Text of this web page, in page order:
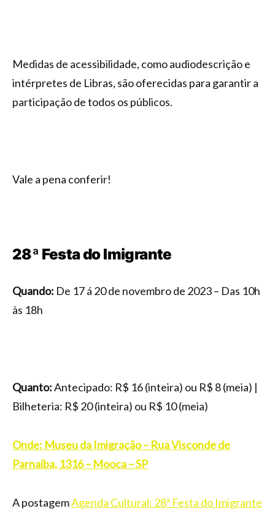
Medidas de acessibilidade, como audiodescrição e
intérpretes de Libras, são oferecidas para garantir a
participação de todos os públicos.
Vale a pena conferir!
28ª Festa do Imigrante
Quando: De 17 á 20 de novembro de 2023 – Das 10h
às 18h
Quanto:Antecipado: R$ 16 (inteira) ou R$ 8 (meia) |
Bilheteria: R$ 20 (inteira) ou R$ 10 (meia)
Onde: Museu da Imigração – Rua Visconde de
Parnaíba, 1316 – Mooca – SP
A postagemAgenda Cultural: 28ª Festa do Imigrante